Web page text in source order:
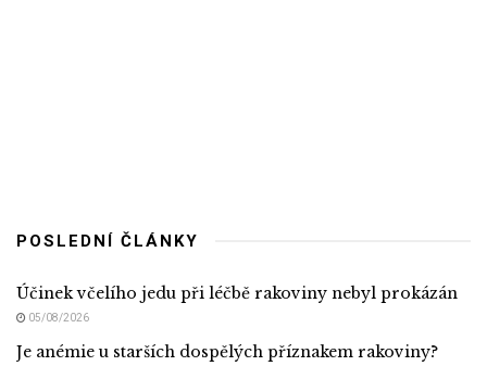
POSLEDNÍ ČLÁNKY
Účinek včelího jedu při léčbě rakoviny nebyl prokázán
05/08/2026
Je anémie u starších dospělých příznakem rakoviny?